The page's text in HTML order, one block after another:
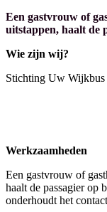
Een gastvrouw of
uitstappen, haalt de
Wie zijn wij?
Stichting Uw Wijkbus
Werkzaamheden
Een gastvrouw of
haalt de passagier op
onderhoudt het